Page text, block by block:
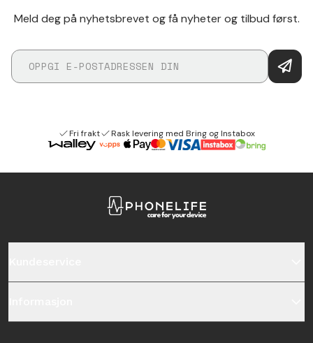
Meld deg på nyhetsbrevet og få nyheter og tilbud først.
Fri frakt Rask levering med Bring og Instabox